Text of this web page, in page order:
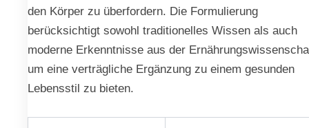
den Körper zu überfordern. Die Formulierung
berücksichtigt sowohl traditionelles Wissen als auch
moderne Erkenntnisse aus der
um eine verträgliche Ergänzung zu einem gesunden
Lebensstil zu bieten.